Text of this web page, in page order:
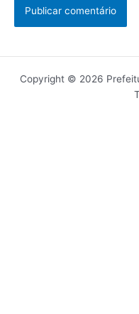
Copyright © 2026